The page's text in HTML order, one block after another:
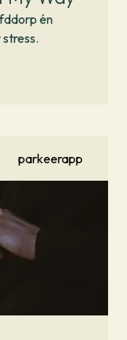
én
parkeerapp